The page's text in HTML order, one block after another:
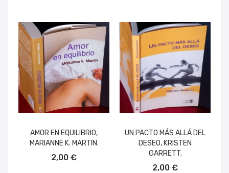
AMOR EN EQUILIBRIO,
MARIANNE K. MARTIN.
2,00 €
UN PACTO MÁS ALLÁ DEL
DESEO, KRISTEN
GARRETT.
2,00 €